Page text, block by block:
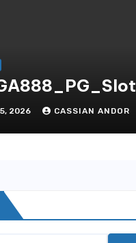
2026 CASSIAN ANDOR